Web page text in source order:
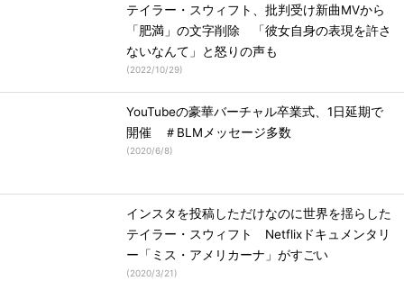
テイラー・スウィフト、批判受け新曲MVから
「肥満」の文字削除 「彼女自身の表現を許さ
ないなんて」と怒りの声も
(2022/10/29)
YouTubeの豪華バーチャル卒業式、1日延期で
開催 ＃BLMメッセージ多数
(2020/6/8)
インスタを投稿しただけなのに世界を揺らした
テイラー・スウィフト Netflixドキュメンタリ
ー「ミス・アメリカーナ」がすごい
(2020/3/21)